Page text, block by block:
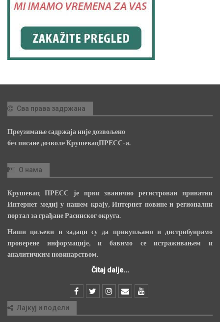
Сва права задржана
Преузимање садржаја није дозвољено
без писане дозволе КрушевацПРЕСС-а.
О нама
Крушевац ПРЕСС је први званично регистрован приватни
Интернет медиј у нашем крају, Интернет новине и регионални
портал за грађане Расинског округа.
Наши циљеви и задаци су да прикупљамо и дистрибуирамо
проверене информације, и бавимо се истраживањем и
аналитичким новинарством.
Čitaj dalje...
Лајкуј и подели